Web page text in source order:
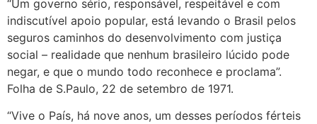
“Um governo sério, responsável, respeitável e com
indiscutível apoio popular, está levando o Brasil pelos
seguros caminhos do desenvolvimento com justiça
social – realidade que nenhum brasileiro lúcido pode
negar, e que o mundo todo reconhece e proclama”.
Folha de S.Paulo, 22 de setembro de 1971.
“Vive o País, há nove anos, um desses períodos férteis